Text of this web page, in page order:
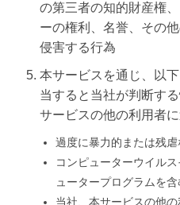
の第三者の知的財産権
ーの権利、名誉、その
侵害する行為
本サービスを通じ、以
当すると当社が判断す
サービスの他の利用者
過度に暴力的または残
コンピューターウイル
ュータープログラムを
当社、本サービスの他